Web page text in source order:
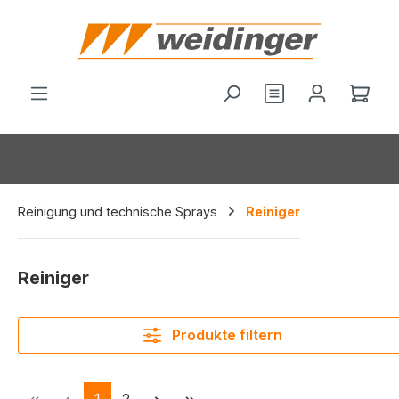
springen
Du hast 0
Reinigung und technische Sprays Reiniger
Reiniger
Produkte filtern